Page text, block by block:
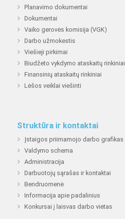
Planavimo dokumentai
Dokumentai
Vaiko gerovės komisija (VGK)
Darbo užmokestis
Viešieji pirkimai
Biudžeto vykdymo ataskaitų rinkiniai
Finansinių ataskaitų rinkiniai
Lėšos veiklai viešinti
Struktūra ir kontaktai
Įstaigos priimamojo darbo grafikas
Valdymo schema
Administracija
Darbuotojų sąrašas ir kontaktai
Bendruomenė
Informacija apie padalinius
Konkursai į laisvas darbo vietas